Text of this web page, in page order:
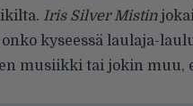
Iris Silver Mistin
kyseessä laulaja-
musiikki tai jokin muu,